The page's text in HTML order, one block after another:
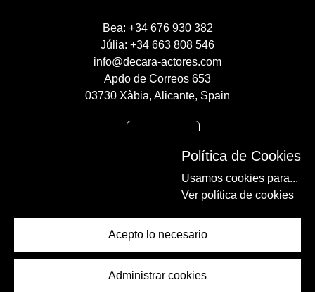
Política de Cookies
Usamos cookies para...
Ver política de cookies
Acepto lo necesario
Administrar cookies
Bea: +34 676 930 382
Júlia: +34 663 808 546
info@decara-actores.com
Apdo de Correos 653
03730 Xàbia, Alicante, Spain
AVISO LEGAL
POLÍTICA DE COOKIES